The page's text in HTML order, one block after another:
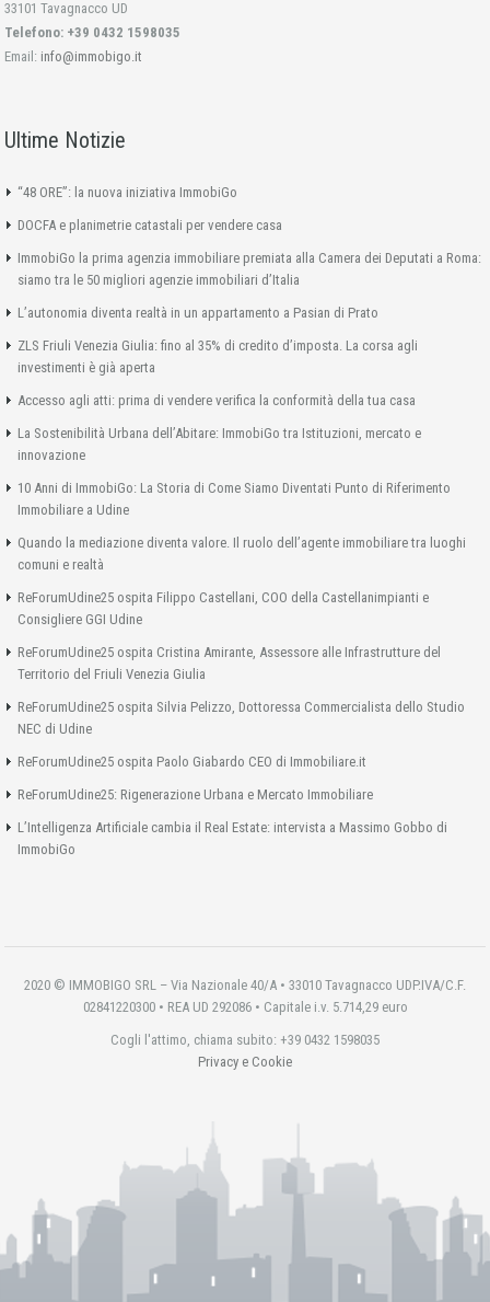
33101 Tavagnacco UD
Telefono: +39 0432 1598035
Email: info@immobigo.it
Ultime Notizie
“48 ORE”: la nuova iniziativa ImmobiGo
DOCFA e planimetrie catastali per vendere casa
ImmobiGo la prima agenzia immobiliare premiata alla Camera dei Deputati a Roma:
siamo tra le 50 migliori agenzie immobiliari d’Italia
L’autonomia diventa realtà in un appartamento a Pasian di Prato
ZLS Friuli Venezia Giulia: fino al 35% di credito d’imposta. La corsa agli
investimenti è già aperta
Accesso agli atti: prima di vendere verifica la conformità della tua casa
La Sostenibilità Urbana dell’Abitare: ImmobiGo tra Istituzioni, mercato e
innovazione
10 Anni di ImmobiGo: La Storia di Come Siamo Diventati Punto di Riferimento
Immobiliare a Udine
Quando la mediazione diventa valore. Il ruolo dell’agente immobiliare tra luoghi
comuni e realtà
ReForumUdine25 ospita Filippo Castellani, COO della Castellanimpianti e
Consigliere GGI Udine
ReForumUdine25 ospita Cristina Amirante, Assessore alle Infrastrutture del
Territorio del Friuli Venezia Giulia
ReForumUdine25 ospita Silvia Pelizzo, Dottoressa Commercialista dello Studio
NEC di Udine
ReForumUdine25 ospita Paolo Giabardo CEO di Immobiliare.it
ReForumUdine25: Rigenerazione Urbana e Mercato Immobiliare
L’Intelligenza Artificiale cambia il Real Estate: intervista a Massimo Gobbo di
ImmobiGo
2020 © IMMOBIGO SRL – Via Nazionale 40/A • 33010 Tavagnacco UDP.IVA/C.F.
02841220300 • REA UD 292086 • Capitale i.v. 5.714,29 euro
Cogli l'attimo, chiama subito: +39 0432 1598035
Privacy e Cookie